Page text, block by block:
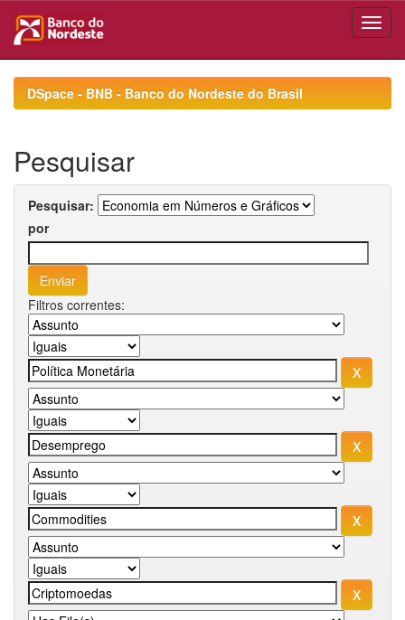
navigationDSpace - BNB - Banco do Nordeste do Brasil
Pesquisar
Pesquisar:
por
Filtros correntes: